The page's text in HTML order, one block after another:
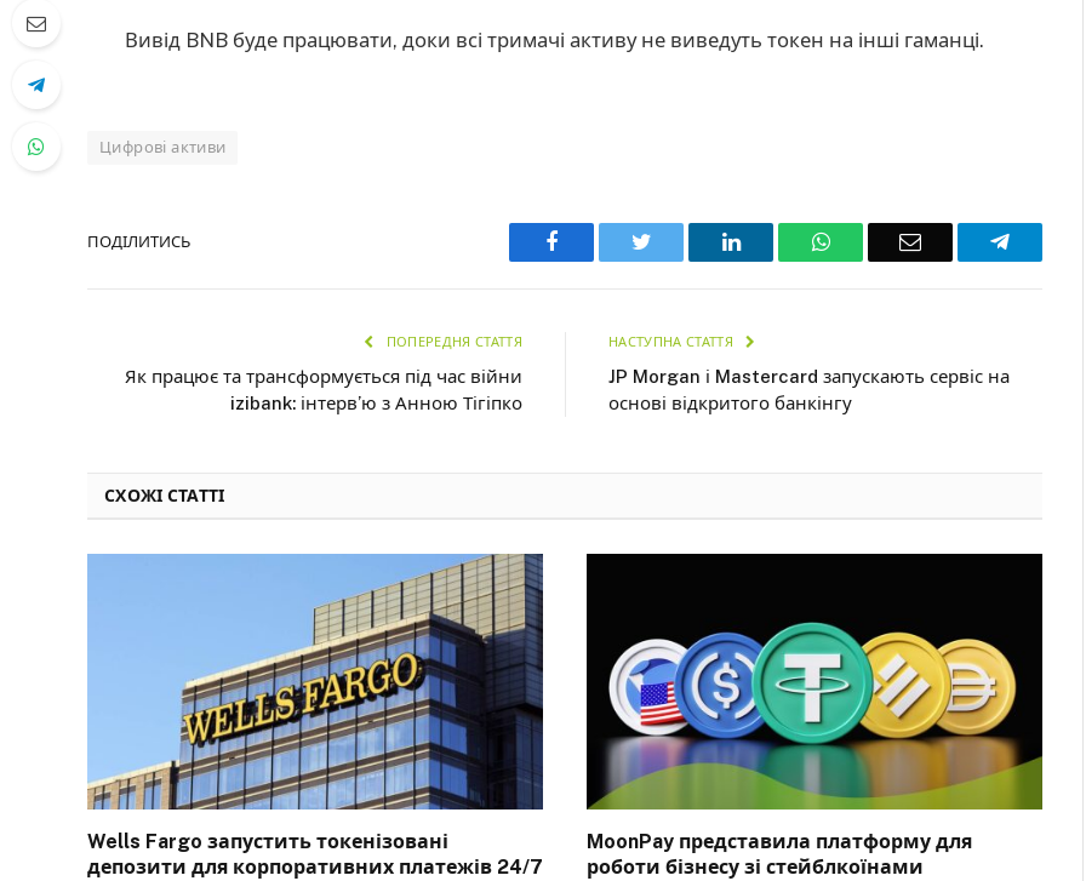
Вивід BNB буде працювати, доки всі тримачі активу не виведуть токен на інші гаманці.
Цифрові активи
ПОДІЛИТИСЬ Facebook Twitter LinkedIn WhatsAppEmail Telegram
ПОПЕРЕДНЯ СТАТТЯ
Як працює та трансформується під час війни
izibank: інтерв’ю з Анною Тігіпко
НАСТУПНА СТАТТЯ
JP Morgan і Mastercard запускають сервіс на
основі відкритого банкінгу
СХОЖІ СТАТТІ
Wells Fargo запустить токенізовані
депозити для корпоративних платежів 24/7
MoonPay представила платформу для
роботи бізнесу зі стейблкоїнами